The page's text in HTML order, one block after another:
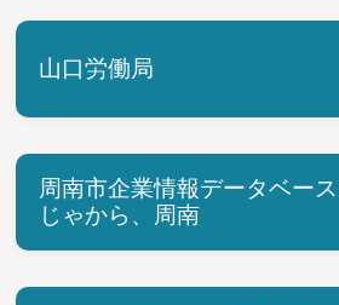
山口労働局
周南市企業情報データベース
じゃから、周南